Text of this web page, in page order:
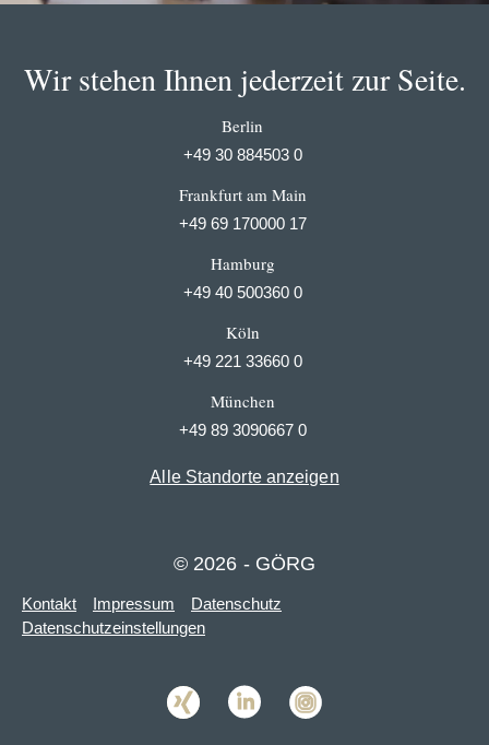
Wir stehen Ihnen jederzeit zur Seite.
Berlin
+49 30 884503 0
Frankfurt am Main
+49 69 170000 17
Hamburg
+49 40 500360 0
Köln
+49 221 33660 0
München
+49 89 3090667 0
Alle Standorte anzeigen
© 2026 - GÖRG
Kontakt Impressum
Datenschutz
Datenschutzeinstellungen